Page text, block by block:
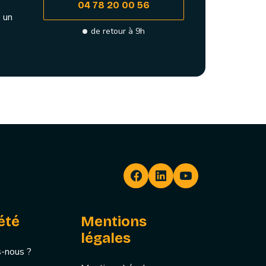
04 78 20 00 56
de retour à 9h
nous ?
Mentions
légales